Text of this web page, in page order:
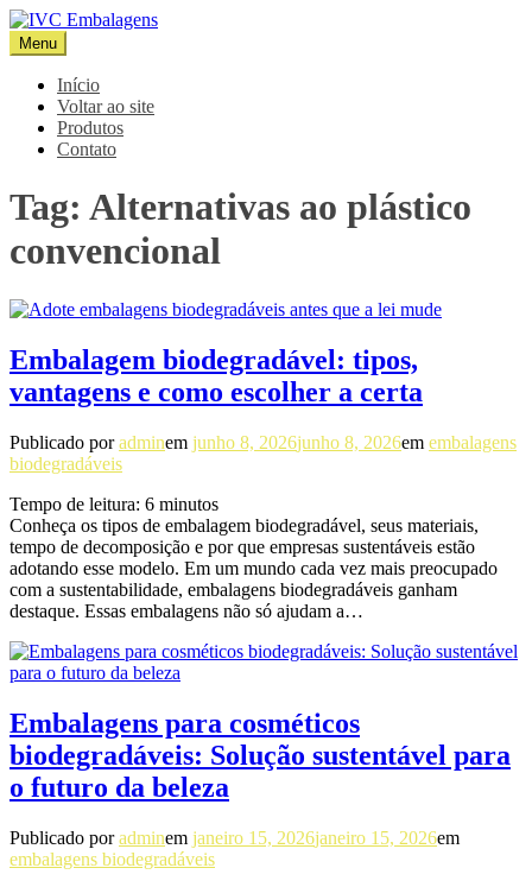
Pular
para
o
conteúdo
IVC Embalagens
Blog IVC
Menu
Início
Voltar ao site
Produtos
Contato
Tag: Alternativas ao plástico
convencional
Embalagem biodegradável: tipos,
vantagens e como escolher a certa
Publicado poradminem junho 8, 2026junho 8, 2026em embalagens
biodegradáveis
Tempo de leitura: 6 minutos
Conheça os tipos de embalagem biodegradável, seus materiais,
tempo de decomposição e por que empresas sustentáveis estão
adotando esse modelo. Em um mundo cada vez mais preocupado
com a sustentabilidade, embalagens biodegradáveis ganham
destaque. Essas embalagens não só ajudam a…
Embalagens para cosméticos
biodegradáveis: Solução sustentável para
o futuro da beleza
Publicado poradminem janeiro 15, 2026janeiro 15, 2026em
embalagens biodegradáveis